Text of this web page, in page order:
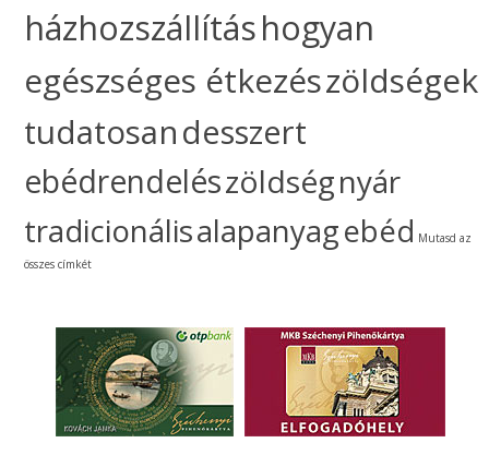
házhozszállításhogyan
egészséges étkezészöldségek
tudatosandesszert
ebédrendelészöldségnyár
tradicionálisalapanyagebéd Mutasd az
összes címkét